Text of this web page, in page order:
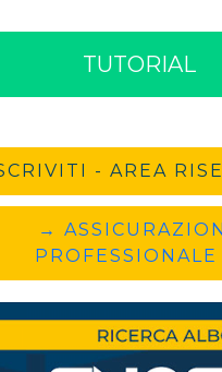
TUTORIAL
- AREA
→